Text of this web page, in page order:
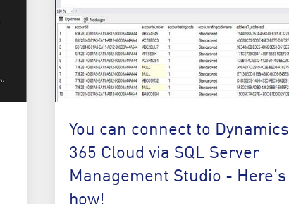
You can connect to Dynamics
365 Cloud via SQL Server
Management Studio - Here’s
how!